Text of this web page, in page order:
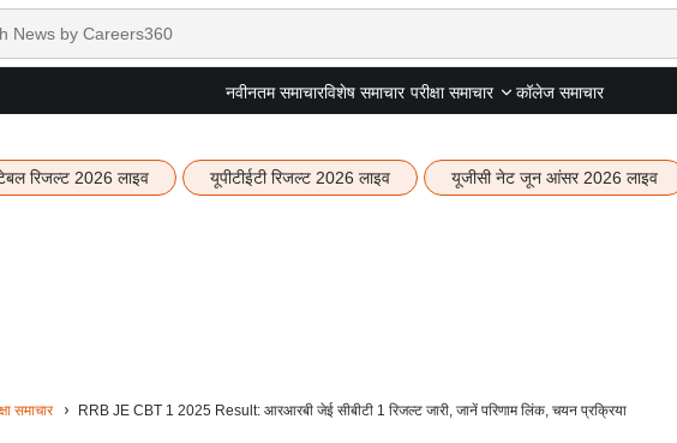
नवीनतम समाचारविशेष समाचार परीक्षा समाचार कॉलेज समाचार
रिजल्ट 2026 लाइव यूपीटीईटी रिजल्ट 2026 लाइव यूजीसी नेट जून आंसर 2026 लाइव
समाचार RRB JE CBT 1 2025 Result: आरआरबी जेई सीबीटी 1 रिजल्ट जारी, जानें परिणाम लिंक, चयन प्रक्रिया